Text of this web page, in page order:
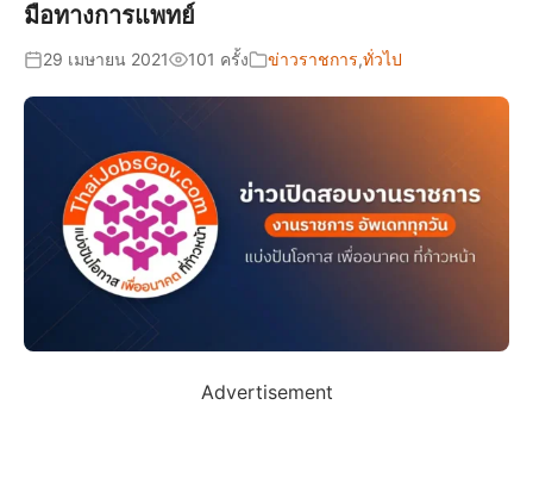
มือทางการแพทย์
29 เมษายน 2021 101 ครั้ง ข่าวราชการ,ทั่วไป
Advertisement